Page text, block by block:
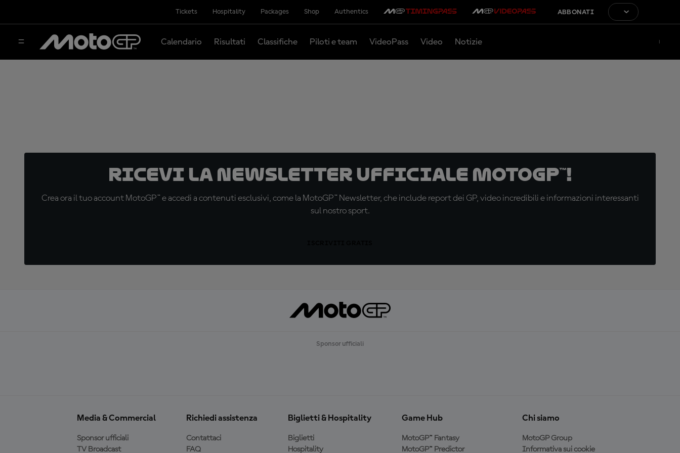
Tickets Hospitality Packages Shop Authentics ABBONATI
Calendario Risultati Classifiche Piloti e team VideoPass Video Notizie
Ricevi la newsletter ufficiale MotoGP™!
Crea ora il tuo account MotoGP™ e accedi a contenuti esclusivi, come la MotoGP™ Newsletter, che include report dei GP, video incredibili e informazioni interessanti
sul nostro sport.
Sponsor ufficiali
Media & Commercial
Sponsor ufficiali
TV Broadcast
Richiedi assistenza
Contattaci
FAQ
Biglietti & Hospitality
Biglietti
Hospitality
Game Hub
MotoGP™ Fantasy
MotoGP™ Predictor
Chi siamo
MotoGP Group
Informativa sui cookie